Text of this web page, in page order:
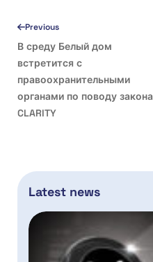
Previous
В среду Белый дом
встретится с
правоохранительными
органами по поводу закона
CLARITY
Latest news